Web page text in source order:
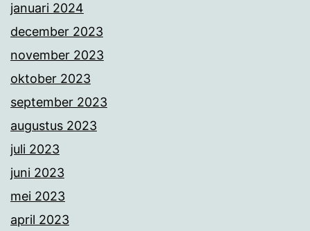
januari 2024
december 2023
november 2023
oktober 2023
september 2023
augustus 2023
juli 2023
juni 2023
mei 2023
april 2023